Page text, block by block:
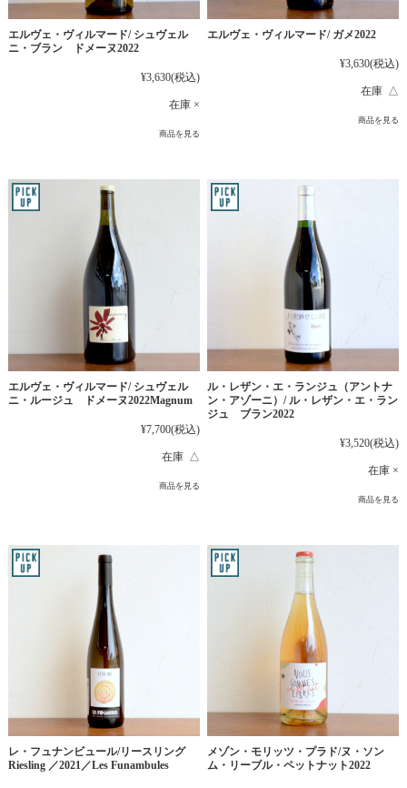
エルヴェ・ヴィルマード/ シュヴェル
ニ・ブラン ドメーヌ2022
¥3,630(税込)
在庫 ×
商品を見る
エルヴェ・ヴィルマード/ ガメ2022
¥3,630(税込)
在庫 △
商品を見る
エルヴェ・ヴィルマード/ シュヴェル
ニ・ルージュ ドメーヌ2022Magnum
¥7,700(税込)
在庫 △
商品を見る
ル・レザン・エ・ランジュ（アントナ
ン・アゾーニ）/ ル・レザン・エ・ラン
ジュ ブラン2022
¥3,520(税込)
在庫 ×
商品を見る
レ・フュナンビュール/リースリング
Riesling ／2021／Les Funambules
メゾン・モリッツ・プラド/ヌ・ソン
ム・リーブル・ペットナット2022